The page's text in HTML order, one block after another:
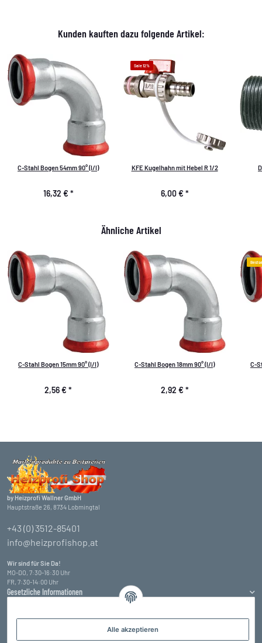
Alle akzeptieren
Kunden kauften dazu folgende Artikel:
C-Stahl Bogen 54mm 90° (I/I)
16,32 € *
Sale 12%
KFE Kugelhahn mit Hebel R 1/2
6,00 € *
Ähnliche Artikel
C-Stahl Bogen 15mm 90° (I/I)
2,56 € *
C-Stahl Bogen 18mm 90° (I/I)
2,92 € *
C-
by Heizprofi Wallner GmbH
Hauptstraße 26, 8734 Lobmingtal
+43 (0) 3512-85401
info@heizprofishop.at
Wir sind für Sie Da!
MO-DO, 7:30-16:30 Uhr
FR, 7:30-14:00 Uhr
Gesetzliche Informationen
Informationen